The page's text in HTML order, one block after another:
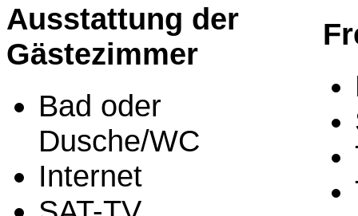
Ausstattung der
Gästezimmer
Bad oder
Dusche/WC
Internet